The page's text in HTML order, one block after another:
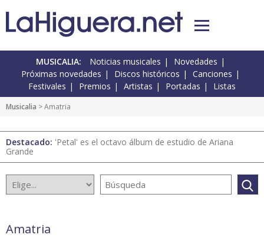
MUSICALIA: Noticias musicales
Novedades
Próximas novedades
Discos históricos
Canciones
Festivales
Premios Artistas Portadas Listas
Musicalia > Amatria
Destacado: 'Petal' es el octavo álbum de estudio de Ariana
Grande
Amatria